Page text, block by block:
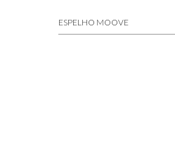
ESPELHO MOOVE